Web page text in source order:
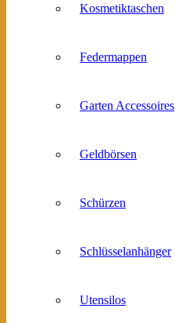
Kosmetiktaschen
Federmappen
Garten Accessoires
Geldbörsen
Schürzen
Schlüsselanhänger
Utensilos